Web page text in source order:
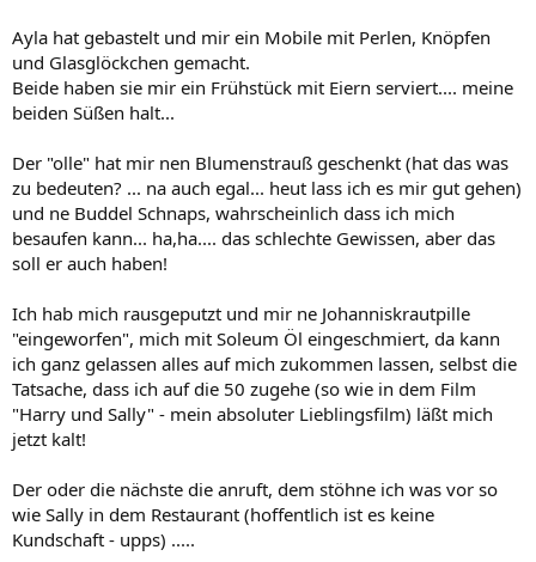
Ayla hat gebastelt und mir ein Mobile mit Perlen, Knöpfen
und Glasglöckchen gemacht.
Beide haben sie mir ein Frühstück mit Eiern serviert.... meine
beiden Süßen halt...
Der "olle" hat mir nen Blumenstrauß geschenkt (hat das was
zu bedeuten? ... na auch egal... heut lass ich es mir gut gehen)
und ne Buddel Schnaps, wahrscheinlich dass ich mich
besaufen kann... ha,ha.... das schlechte Gewissen, aber das
soll er auch haben!
Ich hab mich rausgeputzt und mir ne Johanniskrautpille
"eingeworfen", mich mit Soleum Öl eingeschmiert, da kann
ich ganz gelassen alles auf mich zukommen lassen, selbst die
Tatsache, dass ich auf die 50 zugehe (so wie in dem Film
"Harry und Sally" - mein absoluter Lieblingsfilm) läßt mich
jetzt kalt!
Der oder die nächste die anruft, dem stöhne ich was vor so
wie Sally in dem Restaurant (hoffentlich ist es keine
Kundschaft - upps) .....